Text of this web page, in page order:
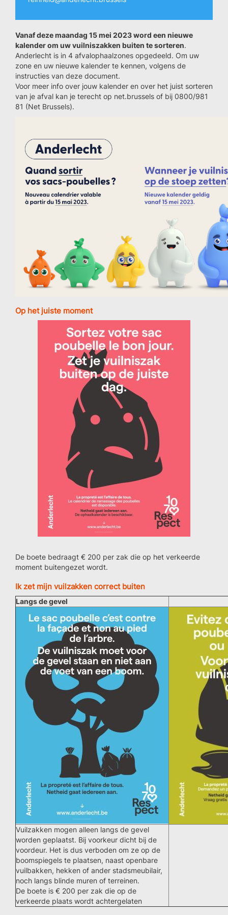
Vanaf deze maandag 15 mei 2023 word een nieuwe
kalender om uw vuilniszakken buiten te sorteren.
Anderlecht is in 4 afvalophaalzones opgedeeld. Om uw
zone en uw nieuwe kalender te kennen, volgens de
instructies van deze document.
Voor meer info over jouw kalender en over het juist sorteren
van je afval kan je terecht op net.brussels of bij 0800/981
81 (Net Brussels).
Op het juiste moment
De boete bedraagt € 200 per zak die op het verkeerde
moment buitengezet wordt.
Ik zet mijn vuilzakken correct buiten
Langs de gevel
Vuilzakken mogen alleen langs de gevel
worden geplaatst. Bij voorkeur dicht bij de
voordeur. Het is dus verboden om ze op de
boomspiegels te plaatsen, naast openbare
vuilbakken, hekken of ander stadsmeubilair,
noch langs blinde muren of terreinen.
De boete is € 200 per zak die op de
verkeerde plaats wordt achtergelaten